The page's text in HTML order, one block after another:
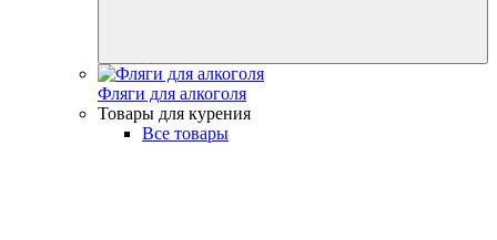
Фляги для алкоголя
Товары для курения
Все товары